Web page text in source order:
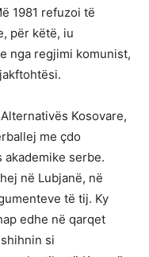
1981 refuzoi të
për këtë, iu
nga regjimi komunist,
Kosovare,
me çdo
serbe.
në Lubjanë, në
të tij. Ky
edhe në qarqet
si